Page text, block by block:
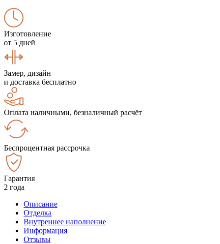
Изготовление
от 5 дней
Замер, дизайн
и доставка бесплатно
Оплата наличными, безналичный расчёт
Беспроцентная рассрочка
Гарантия
2 года
Описание
Отделка
Внутреннее наполнение
Информация
Отзывы